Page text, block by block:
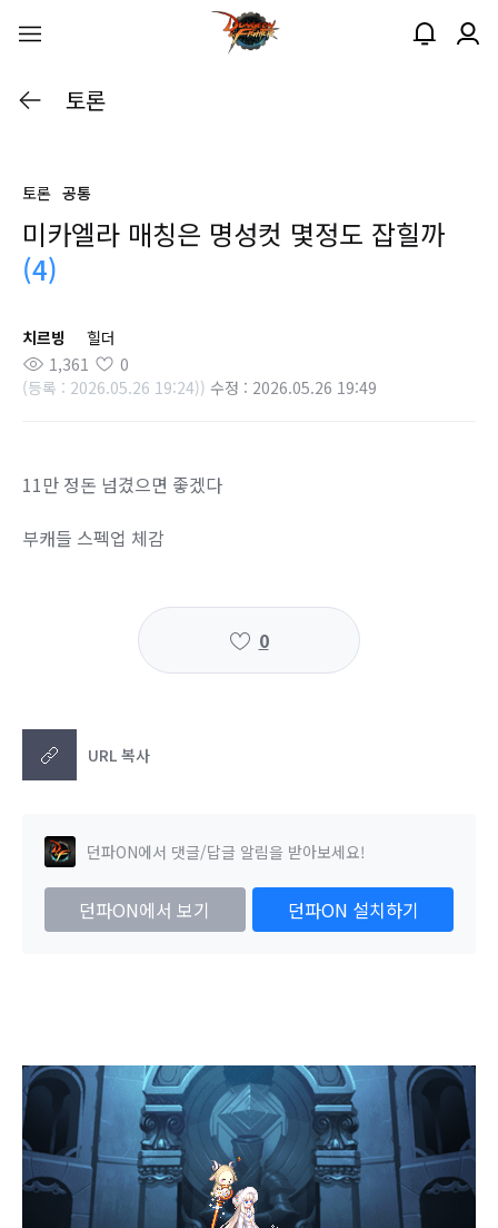
토론
토론 공통
미카엘라 매칭은 명성컷 몇정도 잡힐까
(4)
치르빙
힐더
1,361
0
(등록 : 2026.05.26 19:24)) 수정 : 2026.05.26 19:49
11만 정돈 넘겼으면 좋겠다
부캐들 스펙업 체감
0
URL 복사
던파ON에서 댓글/답글 알림을 받아보세요!
던파ON에서 보기 던파ON 설치하기